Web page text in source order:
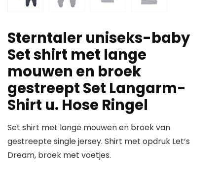
Sterntaler uniseks-baby
Set shirt met lange
mouwen en broek
gestreept Set Langarm-
Shirt u. Hose Ringel
Set shirt met lange mouwen en broek van
gestreepte single jersey. Shirt met opdruk Let’s
Dream, broek met voetjes.